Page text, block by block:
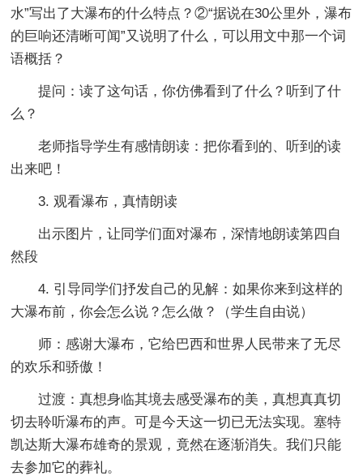
水”写出了大瀑布的什么特点？②“据说在30公里外，瀑布
的巨响还清晰可闻”又说明了什么，可以用文中那一个词
语概括？
提问：读了这句话，你仿佛看到了什么？听到了什
么？
老师指导学生有感情朗读：把你看到的、听到的读
出来吧！
3. 观看瀑布，真情朗读
出示图片，让同学们面对瀑布，深情地朗读第四自
然段
4. 引导同学们抒发自己的见解：如果你来到这样的
大瀑布前，你会怎么说？怎么做？（学生自由说）
师：感谢大瀑布，它给巴西和世界人民带来了无尽
的欢乐和骄傲！
过渡：真想身临其境去感受瀑布的美，真想真真切
切去聆听瀑布的声。可是今天这一切已无法实现。塞特
凯达斯大瀑布雄奇的景观，竟然在逐渐消失。我们只能
去参加它的葬礼。